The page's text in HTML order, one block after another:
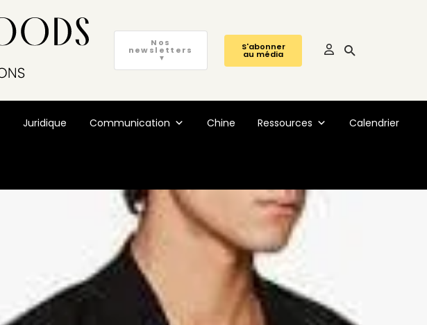
Nos
newsletters
▼
S'abonner
au média
Juridique Communication Chine Ressources Calendrier